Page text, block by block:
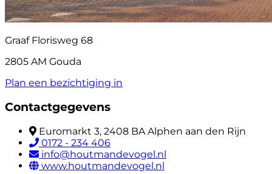
Graaf Florisweg 68
2805 AM Gouda
Plan een bezichtiging in
Contactgegevens
Euromarkt 3, 2408 BA Alphen aan den Rijn
0172 - 234 406
info@houtmandevogel.nl
www.houtmandevogel.nl